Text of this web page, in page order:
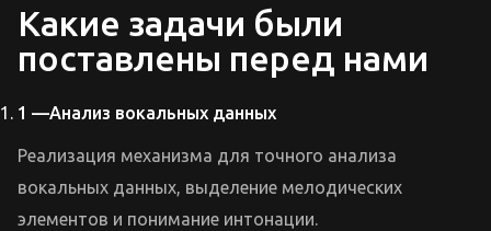
Какие задачи были
поставлены перед нами
Анализ вокальных данных
Реализация механизма для точного анализа
вокальных данных, выделение мелодических
элементов и понимание интонации.